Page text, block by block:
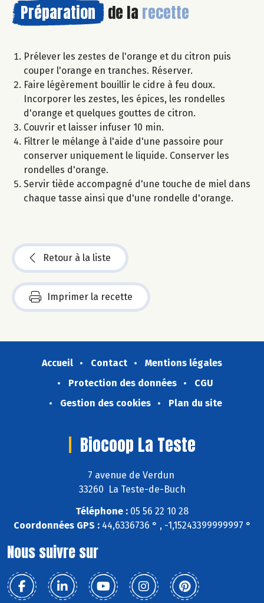
Préparation de la recette
Prélever les zestes de l'orange et du citron puis
couper l'orange en tranches. Réserver.
Faire légèrement bouillir le cidre à feu doux.
Incorporer les zestes, les épices, les rondelles
d'orange et quelques gouttes de citron.
Couvrir et laisser infuser 10 min.
Filtrer le mélange à l'aide d'une passoire pour
conserver uniquement le liquide. Conserver les
rondelles d'orange.
Servir tiède accompagné d'une touche de miel dans
chaque tasse ainsi que d'une rondelle d'orange.
Retour à la liste
Imprimer la recette
Accueil Contact
Mentions légales
Protection des données
CGU
Gestion des cookies
Plan du site
Biocoop La Teste
7 avenue de Verdun
33260 La Teste-de-Buch
Téléphone : 05 56 22 10 28
Coordonnées GPS :44,6336736 ° , -1,15243399999997 °
Nous suivre sur